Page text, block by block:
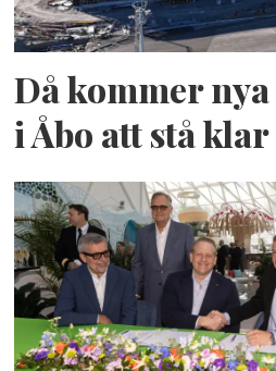
Då kommer
i Åbo att stå klar